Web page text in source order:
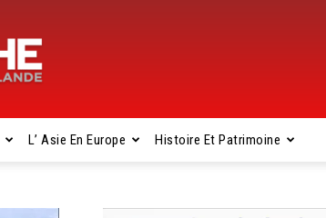
L’ Asie En Europe Histoire Et Patrimoine